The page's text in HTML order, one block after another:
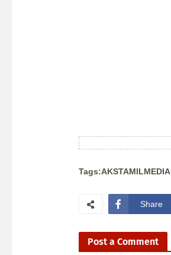
Tags:AKSTAMILMEDIA
Share
Post a Comment